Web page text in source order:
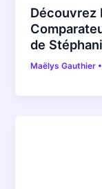
Découvrez
de
Maëlys Gauthier